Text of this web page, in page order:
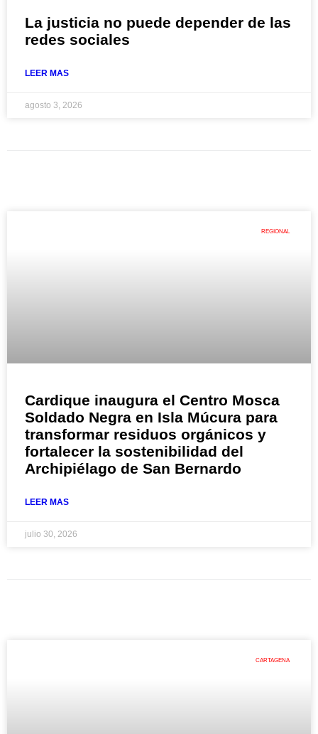
La justicia no puede depender de las
redes sociales
LEER MAS
agosto 3, 2026
REGIONAL
Cardique inaugura el Centro Mosca
Soldado Negra en Isla Múcura para
transformar residuos orgánicos y
fortalecer la sostenibilidad del
Archipiélago de San Bernardo
LEER MAS
julio 30, 2026
CARTAGENA